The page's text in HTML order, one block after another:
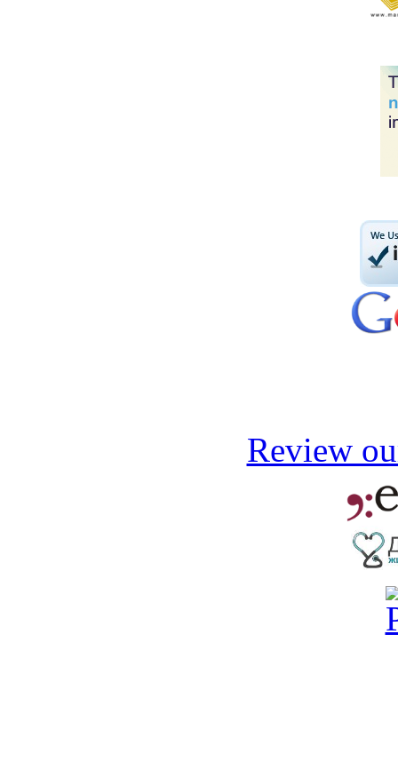
Review